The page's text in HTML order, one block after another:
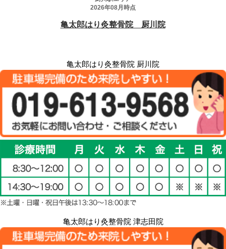
亀太郎はり灸整骨院 厨川院
亀太郎はり灸整骨院 津志田院